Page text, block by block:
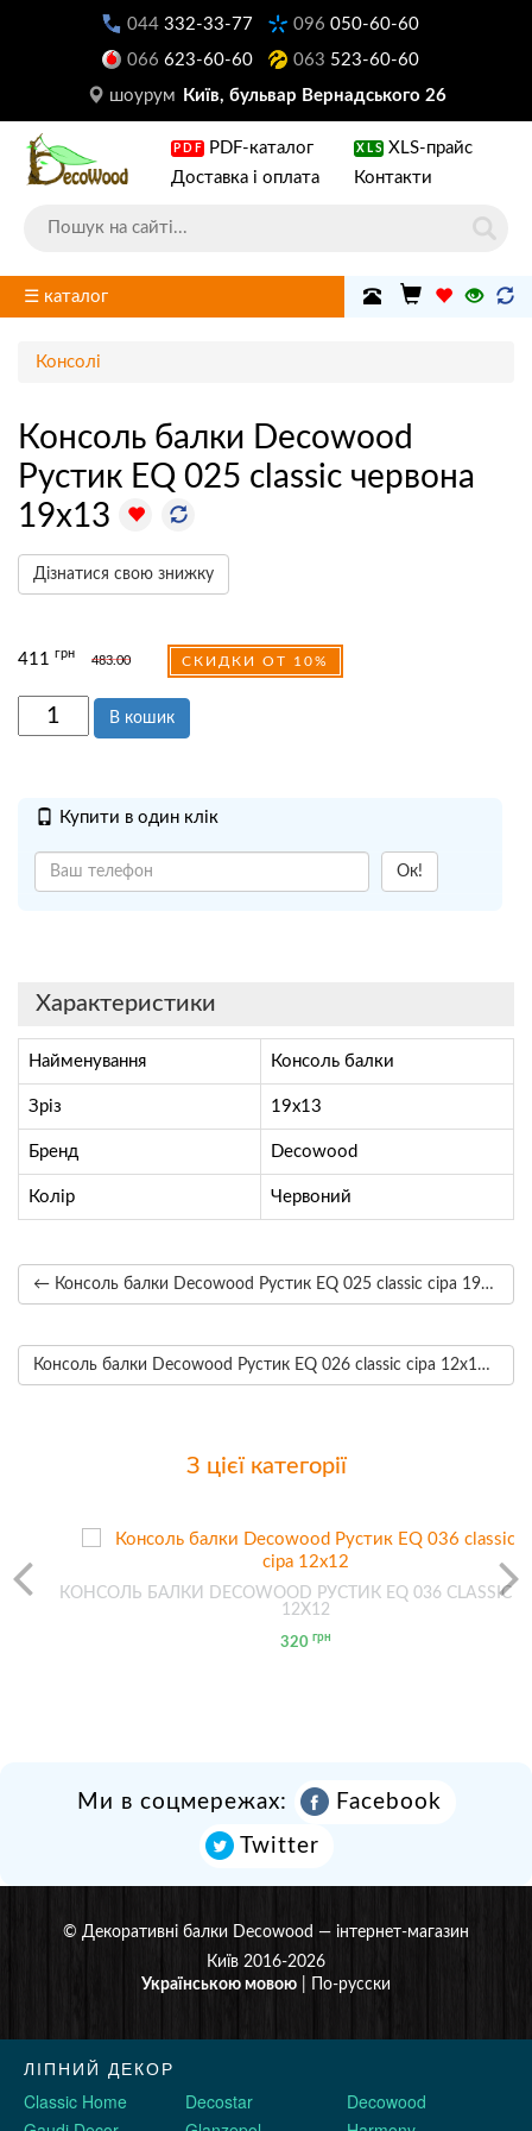
044 332-33-77 096 050-60-60
066 623-60-60 063 523-60-60
шоурум
Київ, бульвар Вернадського 26
PDF PDF-каталог XLS XLS-прайс
Доставка і оплата
Контакти
☰ каталог
Консолі
Консоль балки Decowood
Рустик EQ 025 classic червона
19х13
Дізнатися свою знижку
411 грн
483.00 СКИДКИ ОТ 10%
В кошик
Купити в один клік
Ок!
Характеристики
Найменування Консоль балки
Зріз 19х13
Бренд Decowood
Колір Червоний
← Консоль балки Decowood Рустик EQ 025 classic сіра 19х13
Консоль балки Decowood Рустик EQ 026 classic сіра 12х12 →
З цієї категорії
КОНСОЛЬ БАЛКИ DECOWOOD РУСТИК EQ 036 CLASSIC
12Х12
320 грн
Ми в соцмережах:
Facebook
Twitter
© Декоративні балки Decowood — інтернет-магазин
Київ 2016-2026
Українською мовою
По-русски
ЛІПНИЙ ДЕКОР
Classic Home
Decostar
Decowood